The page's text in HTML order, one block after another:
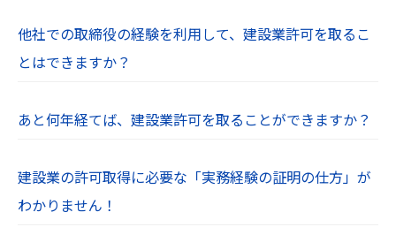
他社での取締役の経験を利用して、建設業許可を取るこ
とはできますか？
あと何年経てば、建設業許可を取ることができますか？
建設業の許可取得に必要な「実務経験の証明の仕方」が
わかりません！